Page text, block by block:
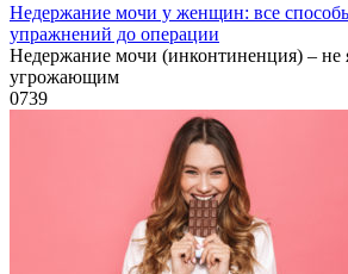
Недержание мочи у женщин: все
упражнений до операции
Недержание мочи (инконтиненция) – не
угрожающим
0739